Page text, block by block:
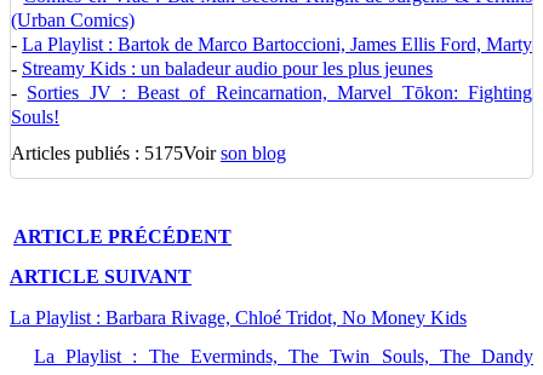
(Urban Comics)
- La Playlist : Bartok de Marco Bartoccioni, James Ellis Ford, Marty
- Streamy Kids : un baladeur audio pour les plus jeunes
- Sorties JV : Beast of Reincarnation, Marvel Tōkon: Fighting
Souls!
Articles publiés : 5175Voirson blog
ARTICLE PRÉCÉDENT
ARTICLE SUIVANT
La Playlist : Barbara Rivage, Chloé Tridot, No Money Kids
La Playlist : The Everminds, The Twin Souls, The Dandy